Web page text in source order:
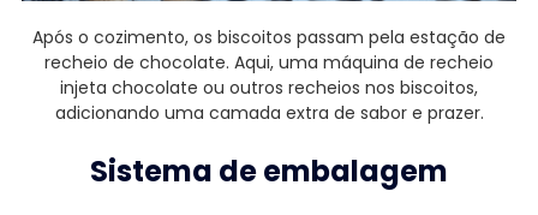
Após o cozimento, os biscoitos passam pela estação de
recheio de chocolate. Aqui, uma máquina de recheio
injeta chocolate ou outros recheios nos biscoitos,
adicionando uma camada extra de sabor e prazer.
Sistema de embalagem